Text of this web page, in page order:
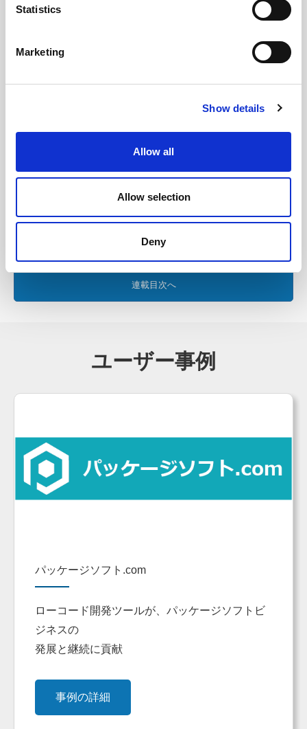
Statistics
Marketing
Show details
Allow all
Allow selection
Deny
11. リポジトリを中心としたシステム開発とは
リット
連載目次へ
ユーザー事例
パッケージソフト.com
ローコード開発ツールが、パッケージソフトビ
ジネスの
発展と継続に貢献
事例の詳細